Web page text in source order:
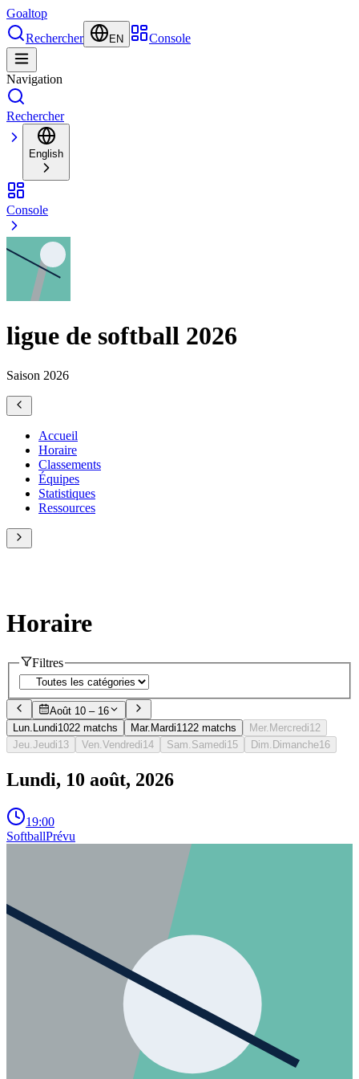
Goaltop
Rechercher
EN Console
Navigation
Rechercher
English
Console
ligue de softball 2026
Saison 2026
Accueil
Horaire
Classements
Équipes
Statistiques
Ressources
Horaire
Filtres
Août 10 – 16
Lun. Lundi1022 matchs Mar. Mardi1122 matchs Mer. Mercredi12
Jeu.Jeudi13 Ven.Vendredi14 Sam.Samedi15 Dim. Dimanche16
Lundi, 10 août, 2026
19:00
SoftballPrévu